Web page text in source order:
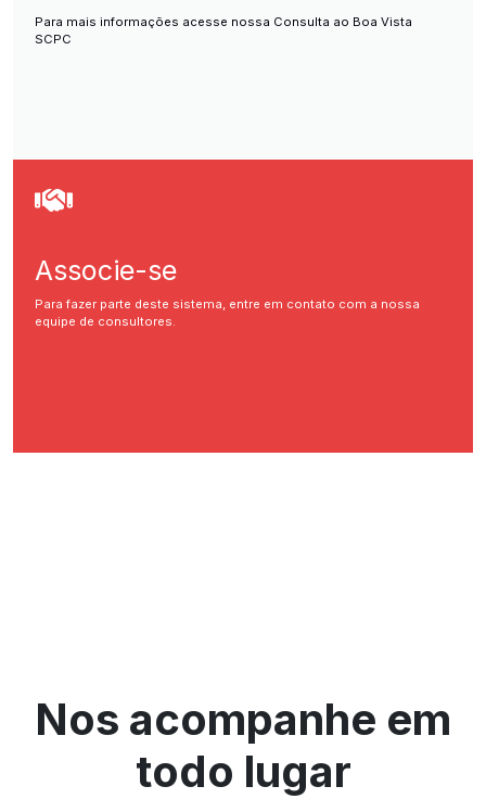
Para mais informações acesse nossa Consulta ao Boa Vista
SCPC
Associe-se
Para fazer parte deste sistema, entre em contato com a nossa
equipe de consultores.
Nos acompanhe em
todo lugar